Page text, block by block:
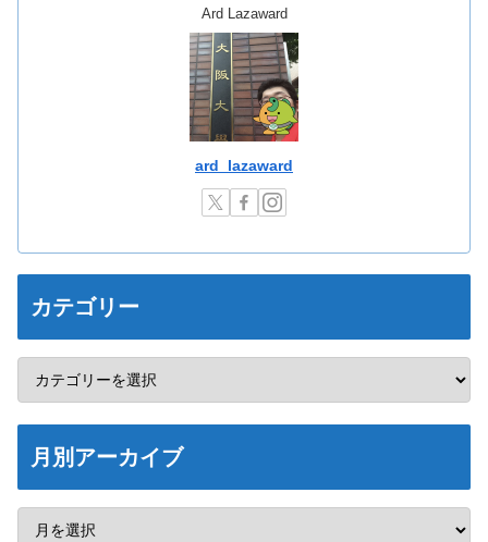
Ard Lazaward
ard_lazaward
カテゴリー
月別アーカイブ